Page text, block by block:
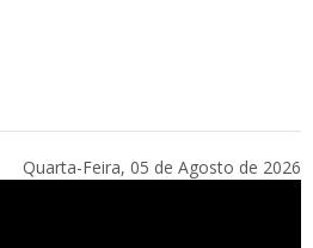
Quarta-Feira, 05 de Agosto de 2026